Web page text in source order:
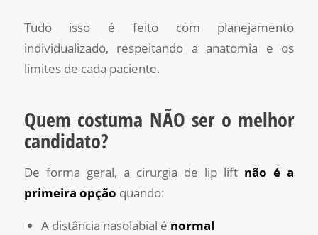
Tudo isso é feito com planejamento
individualizado, respeitando a anatomia e os
limites de cada paciente.
Quem costuma NÃO ser o melhor
candidato?
De forma geral, a cirurgia de lip lift não é a
primeira opção quando:
A distância nasolabial é normal